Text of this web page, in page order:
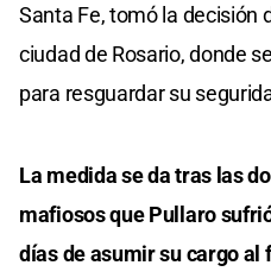
Santa Fe, tomó la decisión
ciudad de Rosario, donde
para resguardar su
La medida se da tras las
mafiosos que Pullaro
días de asumir su cargo al